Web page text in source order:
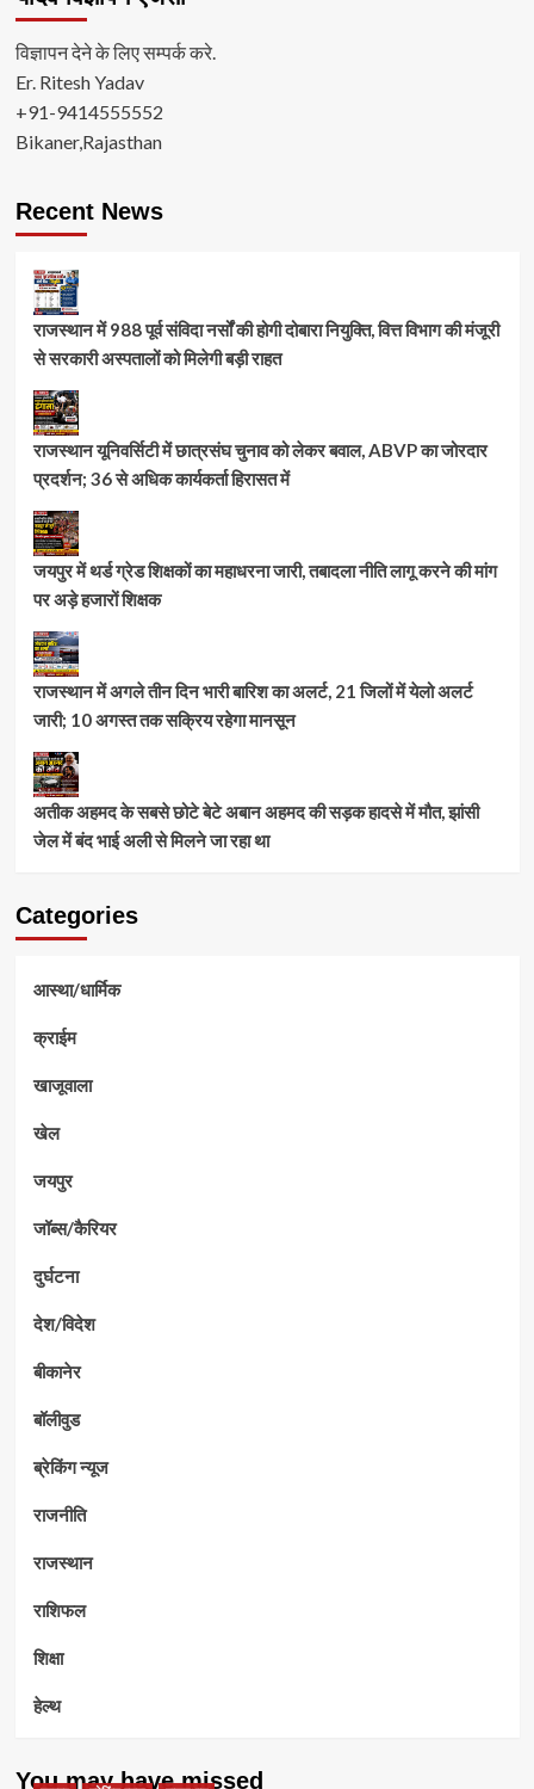
विज्ञापन देने के लिए सम्पर्क करे.
Er. Ritesh Yadav
+91-9414555552
Bikaner,Rajasthan
Recent News
राजस्थान में 988 पूर्व संविदा नर्सों की होगी दोबारा नियुक्ति, वित्त विभाग की मंजूरी
से सरकारी अस्पतालों को मिलेगी बड़ी राहत
राजस्थान यूनिवर्सिटी में छात्रसंघ चुनाव को लेकर बवाल, ABVP का जोरदार
प्रदर्शन; 36 से अधिक कार्यकर्ता हिरासत में
जयपुर में थर्ड ग्रेड शिक्षकों का महाधरना जारी, तबादला नीति लागू करने की मांग
पर अड़े हजारों शिक्षक
राजस्थान में अगले तीन दिन भारी बारिश का अलर्ट, 21 जिलों में येलो अलर्ट
जारी; 10 अगस्त तक सक्रिय रहेगा मानसून
अतीक अहमद के सबसे छोटे बेटे अबान अहमद की सड़क हादसे में मौत, झांसी
जेल में बंद भाई अली से मिलने जा रहा था
Categories
आस्था/धार्मिक
क्राईम
खाजूवाला
खेल
जयपुर
जॉब्स/कैरियर
दुर्घटना
देश/विदेश
बीकानेर
बॉलीवुड
ब्रेकिंग न्यूज
राजनीति
राजस्थान
राशिफल
शिक्षा
हेल्थ
You may have missed